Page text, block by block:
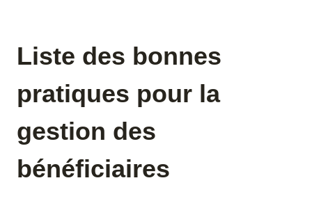
Liste des bonnes
pratiques pour la
gestion des
bénéficiaires